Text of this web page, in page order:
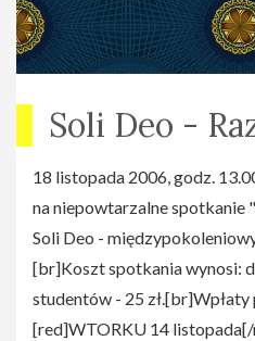
Soli Deo -
18 listopada 2006, godz.
na niepowtarzalne spotkanie
Soli Deo -
[br]Koszt spotkania wynosi:
studentów - 25
[red]WTORKU 14